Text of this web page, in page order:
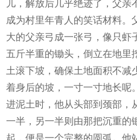
儿，解放后几乎绝迹了，父亲
成为村里年青人的笑话材料。
大的父亲弓成一张弓，像只虾
五斤半重的锄头，倒立在地里
土滚下坡，确保土地面积不减
着身后的坡，一寸一寸地长呢
进泥土时，他从头部到颈部，
一半，另一半则由那把沉重的
起，便是一个完整的圆弧。他